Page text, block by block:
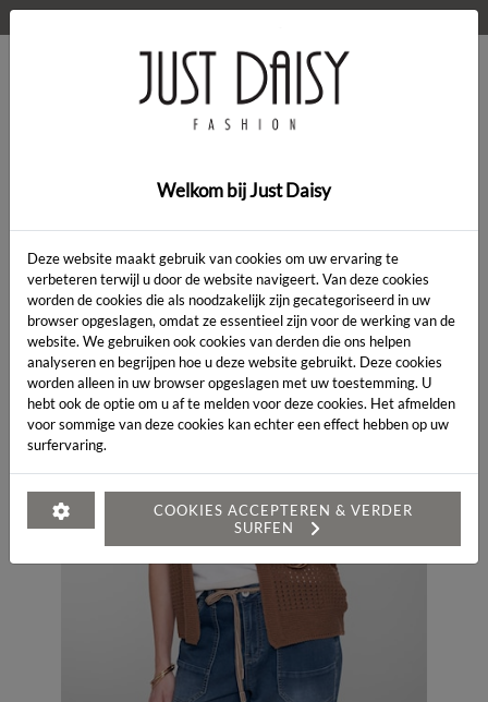
> Golf bat sleeve
Welkom bij Just Daisy
Deze website maakt gebruik van cookies om uw ervaring te
verbeteren terwijl u door de website navigeert. Van deze cookies
worden de cookies die als noodzakelijk zijn gecategoriseerd in uw
browser opgeslagen, omdat ze essentieel zijn voor de werking van de
website. We gebruiken ook cookies van derden die ons helpen
analyseren en begrijpen hoe u deze website gebruikt. Deze cookies
worden alleen in uw browser opgeslagen met uw toestemming. U
hebt ook de optie om u af te melden voor deze cookies. Het afmelden
voor sommige van deze cookies kan echter een effect hebben op uw
surfervaring.
COOKIES ACCEPTEREN & VERDER
SURFEN